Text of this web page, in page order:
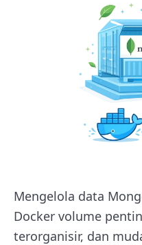
Mengelola data
Docker volume
terorganisir, dan